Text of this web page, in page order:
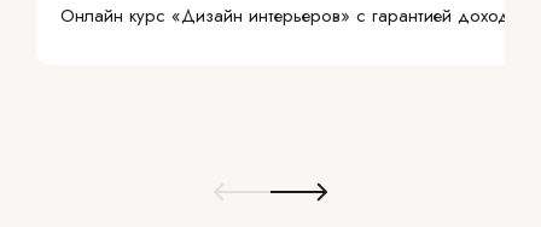
Онлайн курс «Дизайн интерьеров» с гарантией дохода